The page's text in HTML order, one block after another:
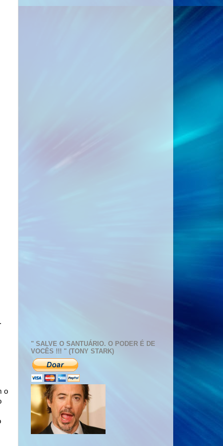
o
" SALVE O SANTUÁRIO. O PODER É DE
VOCÊS !!! " (TONY STARK)